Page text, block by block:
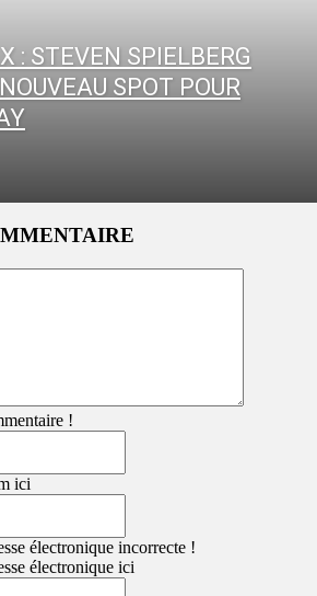
: STEVEN SPIELBERG
SPOT POUR
!
ici
:
électronique incorrecte !
électronique ici